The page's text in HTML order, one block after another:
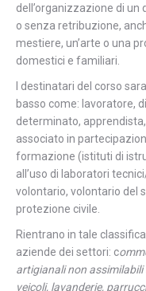
dell’organizzazione di un
o senza retribuzione,
mestiere, un’arte o una
domestici e familiari.
I destinatari del corso
basso come: lavoratore,
determinato,
associato in
formazione (istituti di
all’uso di laboratori
volontario, volontario del
protezione civile.
Rientrano in tale
aziende dei settori: c
artigianali non
veicoli, lavanderie,